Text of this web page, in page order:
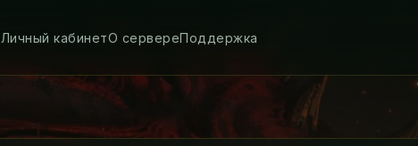
Личный кабинетО сервереПоддержка